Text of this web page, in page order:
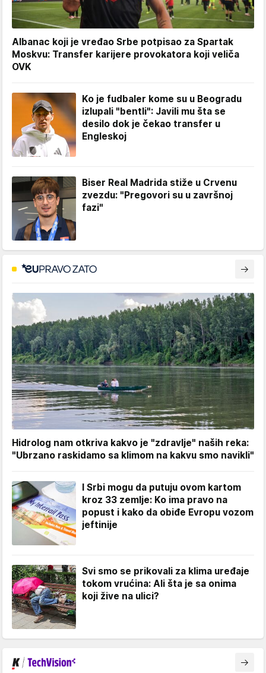
Albanac koji je vređao Srbe potpisao za Spartak
Moskvu: Transfer karijere provokatora koji veliča
OVK
Ko je fudbaler kome su u Beogradu
izlupali "bentli": Javili mu šta se
desilo dok je čekao transfer u
Engleskoj
Biser Real Madrida stiže u Crvenu
zvezdu: "Pregovori su u završnoj
fazi"
Hidrolog nam otkriva kakvo je "zdravlje" naših reka:
"Ubrzano raskidamo sa klimom na kakvu smo navikli"
I Srbi mogu da putuju ovom kartom
kroz 33 zemlje: Ko ima pravo na
popust i kako da obiđe Evropu vozom
jeftinije
Svi smo se prikovali za klima uređaje
tokom vrućina: Ali šta je sa onima
koji žive na ulici?